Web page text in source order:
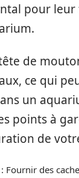
pour
de
ce qui
un
points à
de
: Fournir des